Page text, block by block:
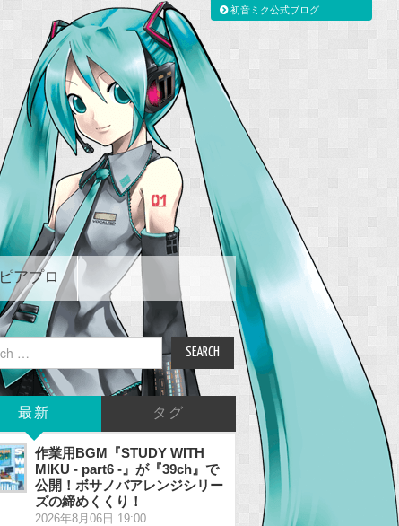
ピアプロ
最新 タグ
作業用BGM『STUDY WITH
MIKU - part6 -』が『39ch』で
公開！ボサノバアレンジシリー
ズの締めくくり！
2026年8月06日 19:00
初音ミク公式ブログ